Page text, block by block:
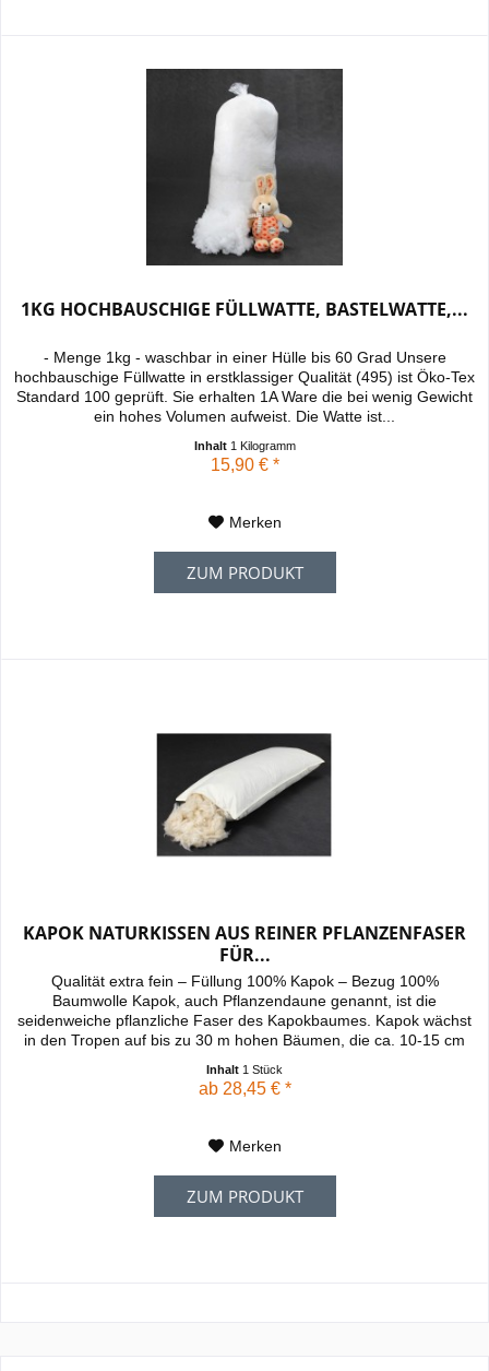
1KG HOCHBAUSCHIGE FÜLLWATTE, BASTELWATTE,...
- Menge 1kg - waschbar in einer Hülle bis 60 Grad Unsere
hochbauschige Füllwatte in erstklassiger Qualität (495) ist Öko-Tex
Standard 100 geprüft. Sie erhalten 1A Ware die bei wenig Gewicht
ein hohes Volumen aufweist. Die Watte ist...
Inhalt 1 Kilogramm
15,90 € *
Merken
ZUM PRODUKT
KAPOK NATURKISSEN AUS REINER PFLANZENFASER
FÜR...
Qualität extra fein – Füllung 100% Kapok – Bezug 100%
Baumwolle Kapok, auch Pflanzendaune genannt, ist die
seidenweiche pflanzliche Faser des Kapokbaumes. Kapok wächst
in den Tropen auf bis zu 30 m hohen Bäumen, die ca. 10-15 cm
Inhalt 1 Stück
ab 28,45 € *
Merken
ZUM PRODUKT